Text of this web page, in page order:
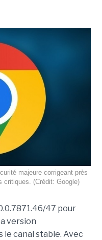
majeure corrigeant près
critiques. (Crédit: Google)
47 pour
version
le canal stable. Avec